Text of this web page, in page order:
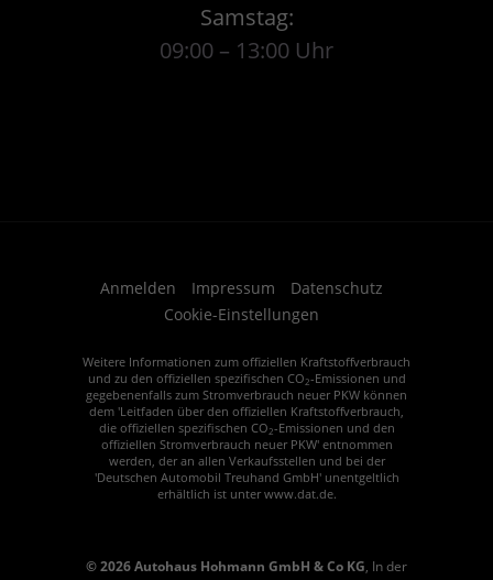
Samstag:
09:00 – 13:00 Uhr
Anmelden Impressum
Datenschutz
Cookie-Einstellungen
Weitere Informationen zum offiziellen Kraftstoffverbrauch
und zu den offiziellen spezifischen CO2-Emissionen und
gegebenenfalls zum Stromverbrauch neuer PKW können
dem 'Leitfaden über den offiziellen Kraftstoffverbrauch,
die offiziellen spezifischen CO2-Emissionen und den
offiziellen Stromverbrauch neuer PKW' entnommen
werden, der an allen Verkaufsstellen und bei der
'Deutschen Automobil Treuhand GmbH' unentgeltlich
erhältlich ist unter www.dat.de.
© 2026Autohaus Hohmann GmbH & Co KG, In der